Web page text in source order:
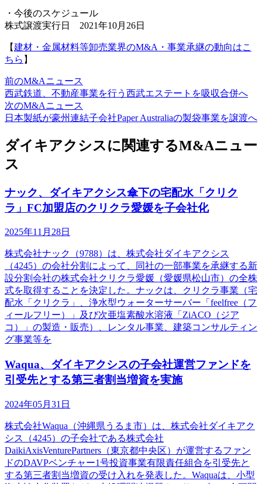
・今後のスケジュール
株式譲渡実行日 2021年10月26日
【建材・金属材料等卸売業界のM&A・事業承継の動向はこ
ちら 】
前のM&Aニュース
西武鉄道、不動産事業を行う西武エステートを吸収合併へ
次のM&Aニュース
日本製紙が豪州連結子会社Paper Australiaの製袋事業を譲渡へ
ダイキアクシスに関連するM&Aニュー
ス
ナック、ダイキアクシス傘下の宅配水「クリク
ラ」FC加盟店のクリクラ愛媛を子会社化
2025年11月28日
株式会社ナック（9788）は、株式会社ダイキアクシス
（4245）の会社分割によって、同社の一部事業を承継する新
設分割会社の株式会社クリクラ愛媛（愛媛県松山市）の全株
式を取得することを決定した。ナックは、クリクラ事業（宅
配水「クリクラ」、浄水型ウォーターサーバー「feelfree（フ
ィールフリー）」及び次亜塩素酸水溶液「ZiACO（ジア
コ）」の製造・販売）、レンタル事業、建築コンサルティン
グ事業等を
Waqua、ダイキアクシスの子会社運営ファンドを
引受先とする第三者割当増資を実施
2024年05月31日
株式会社Waqua（沖縄県うるま市）は、株式会社ダイキアク
シス（4245）の子会社である株式会社
DaikiAxisVenturePartners（東京都中央区）が運営するファン
ドのDAVPベンチャー1号投資事業有限責任組合を引受先と
する第三者割当増資の受け入れを発表した。Waquaは、小型